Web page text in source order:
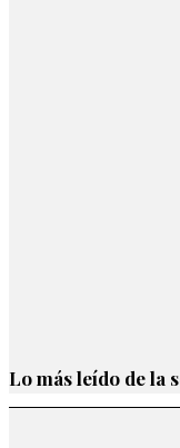
Lo más leído de la